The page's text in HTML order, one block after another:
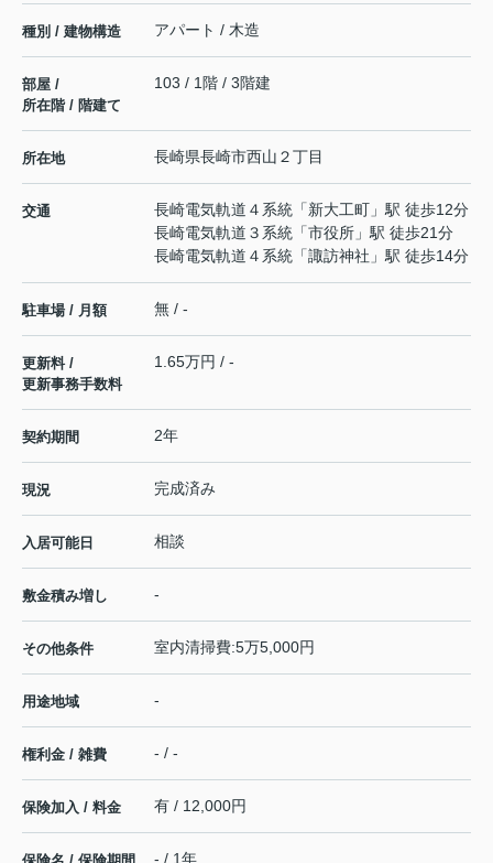
種別 / 建物構造 アパート / 木造
部屋 /
所在階 / 階建て
103 / 1階 / 3階建
所在地 長崎県長崎市西山 ２丁目
交通 長崎電気軌道４系統 「新大工町 」駅 徒歩12分
長崎電気軌道３系統 「市役所 」駅 徒歩21分
長崎電気軌道４系統 「諏訪神社 」駅 徒歩14分
駐車場 / 月額 無 / -
更新料 /
更新事務手数料
1.65万円 / -
契約期間 2年
現況 完成済み
入居可能日 相談
敷金積み増し -
その他条件 室内清掃費:5万5,000円
用途地域 -
権利金 / 雑費 - / -
保険加入 / 料金 有 / 12,000円
- / 1年